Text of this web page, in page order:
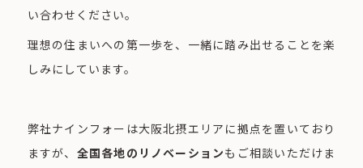
い合わせください。
理想の住まいへの第一歩を、一緒に踏み出せることを楽
しみにしています。
弊社ナインフォーは大阪北摂エリアに拠点を置いており
ますが、 全国各地のリノベーションもご相談いただけま